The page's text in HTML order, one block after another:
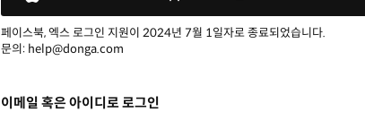
페이스북, 엑스 로그인 지원이 2024년 7월 1일자로 종료되었습니다.
문의: help@donga.com
이메일 혹은 아이디로 로그인